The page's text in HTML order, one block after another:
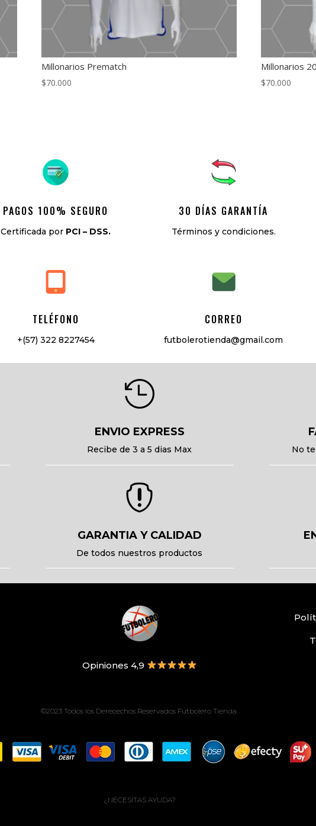
Millonarios Prematch
$70.000
Millonarios
$70.000
PAGOS 100% SEGURO
Certificada por PCI – DSS.
30 DÍAS GARANTÍA
Términos y condiciones.
TELÉFONO
+(57) 322 8227454
CORREO
futbolerotienda@gmail.com

ENVIO EXPRESS
Recibe de 3 a 5 dias Max No

GARANTIA Y CALIDAD
De todos nuestros productos
Opiniones 4,9
©2023 Todos los Derecechos Reservados Futbolero Tienda
¿NECESITAS AYUDA?